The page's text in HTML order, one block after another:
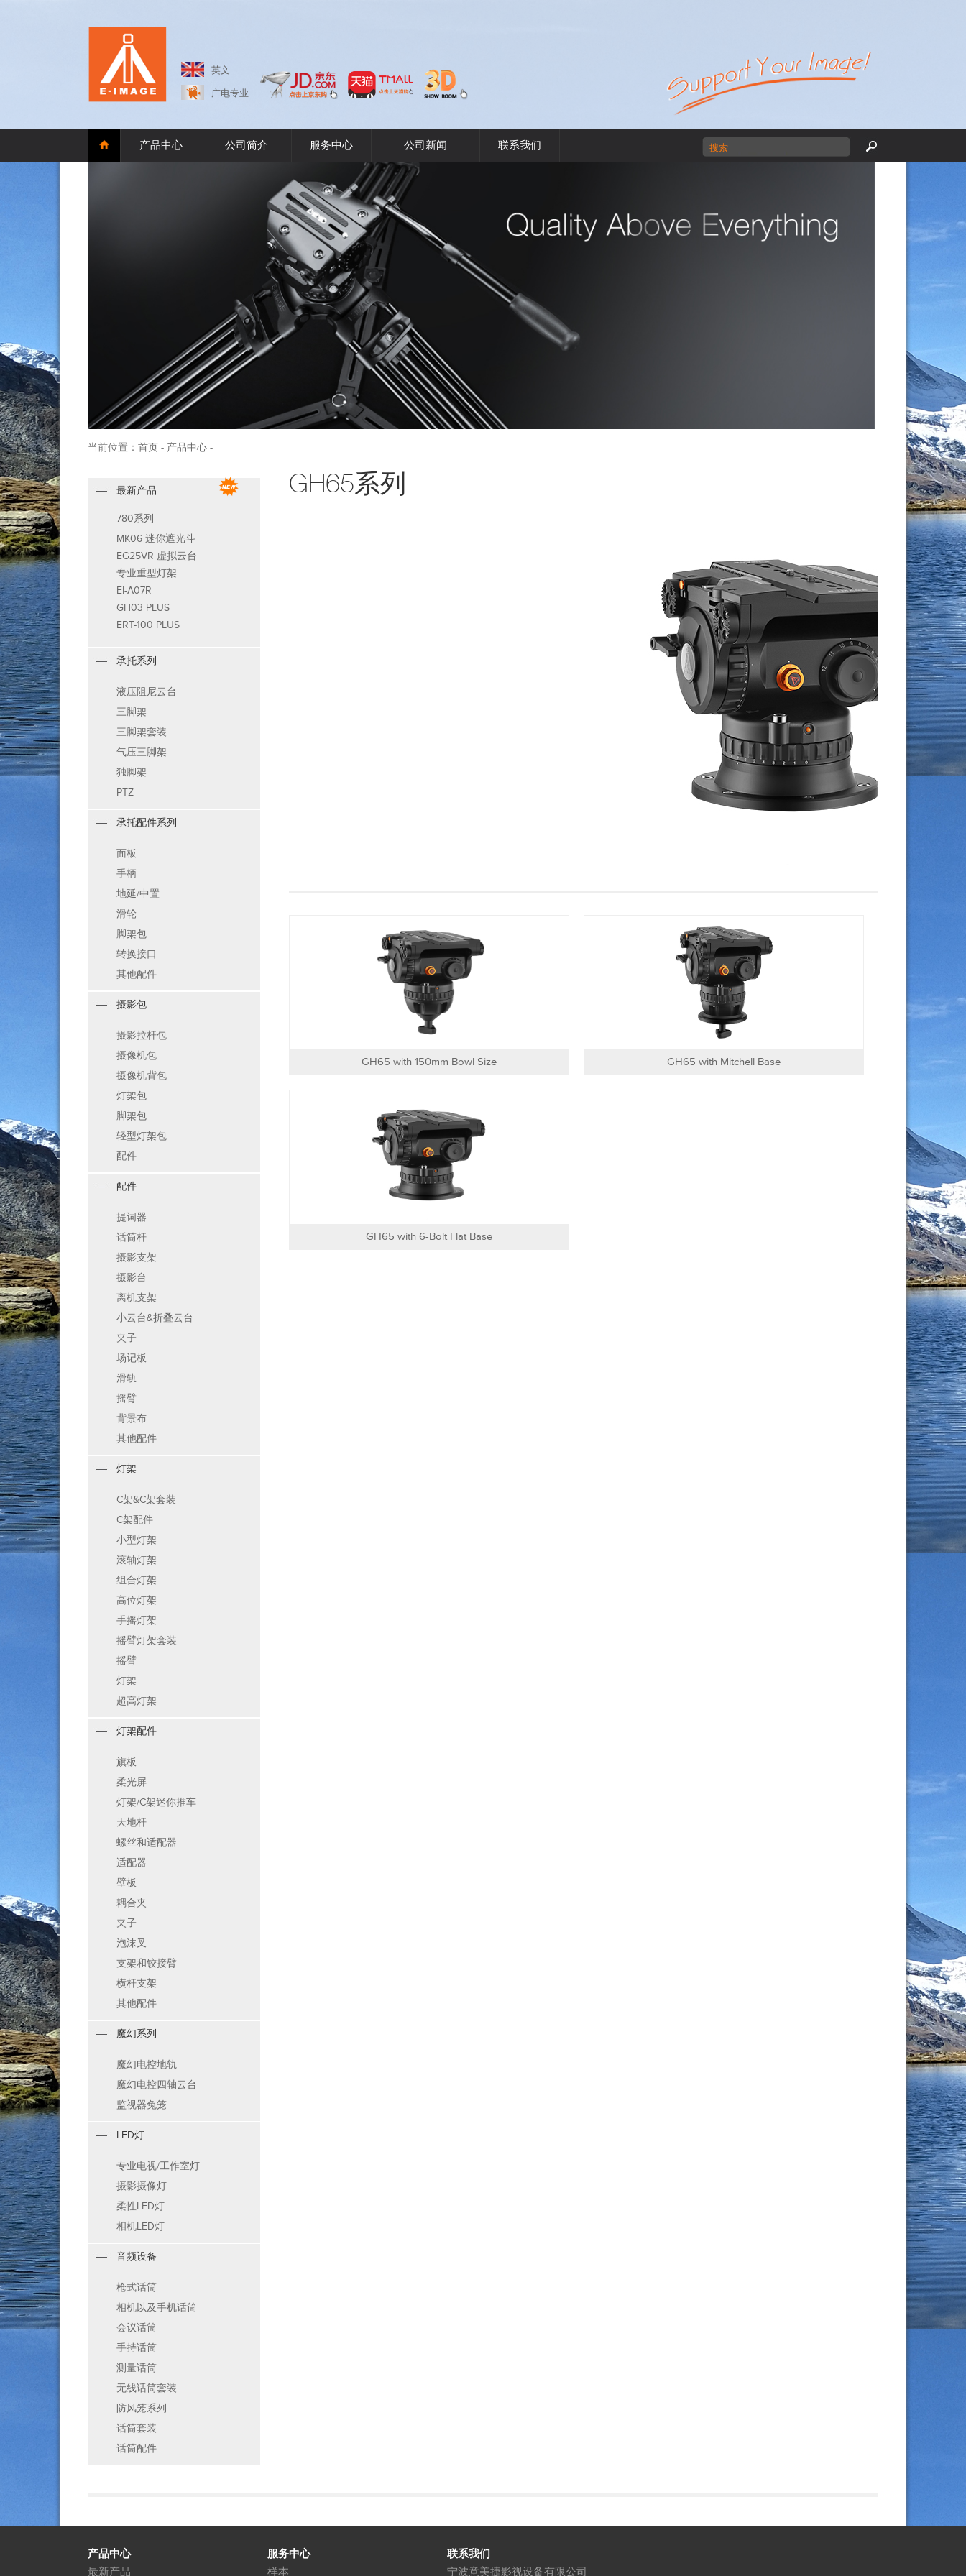
英文
广电专业
产品中心 公司简介 服务中心 公司新闻 联系我们
当前位置： 首页 - 产品中心 -
最新产品
780系列
MK06 迷你遮光斗
EG25VR 虚拟云台
专业重型灯架
EI-A07R
GH03 PLUS
ERT-100 PLUS
承托系列
液压阻尼云台
三脚架
三脚架套装
气压三脚架
独脚架
PTZ
承托配件系列
面板
手柄
地延/中置
滑轮
脚架包
转换接口
其他配件
摄影包
摄影拉杆包
摄像机包
摄像机背包
灯架包
脚架包
轻型灯架包
配件
配件
提词器
话筒杆
摄影支架
摄影台
离机支架
小云台&折叠云台
夹子
场记板
滑轨
摇臂
背景布
其他配件
灯架
C架&C架套装
C架配件
小型灯架
滚轴灯架
组合灯架
高位灯架
手摇灯架
摇臂灯架套装
摇臂
灯架
超高灯架
灯架配件
旗板
柔光屏
灯架/C架迷你推车
天地杆
螺丝和适配器
适配器
壁板
耦合夹
夹子
泡沫叉
支架和铰接臂
横杆支架
其他配件
魔幻系列
魔幻电控地轨
魔幻电控四轴云台
监视器兔笼
LED灯
专业电视/工作室灯
摄影摄像灯
柔性LED灯
相机LED灯
音频设备
枪式话筒
相机以及手机话筒
会议话筒
手持话筒
测量话筒
无线话筒套装
防风笼系列
话筒套装
话筒配件
GH65系列
GH65 with 150mm Bowl Size GH65 with Mitchell Base
GH65 with 6-Bolt Flat Base
产品中心
最新产品
服务中心
样本
联系我们
宁波意美捷影视设备有限公司